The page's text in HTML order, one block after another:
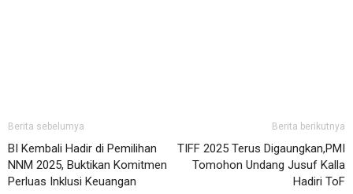
Berita sebelumya
BI Kembali Hadir di Pemilihan
NNM 2025, Buktikan Komitmen
Perluas Inklusi Keuangan
Berita berikutnya
TIFF 2025 Terus Digaungkan,PMI
Tomohon Undang Jusuf Kalla
Hadiri ToF